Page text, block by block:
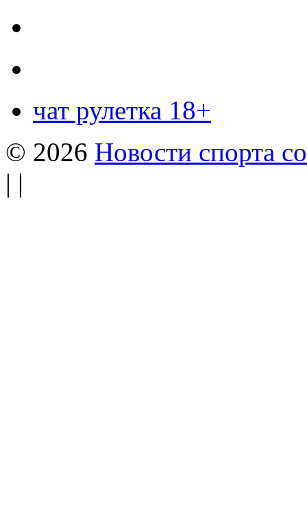
чат рулетка 18+
© 2026 Новости спорта
| |